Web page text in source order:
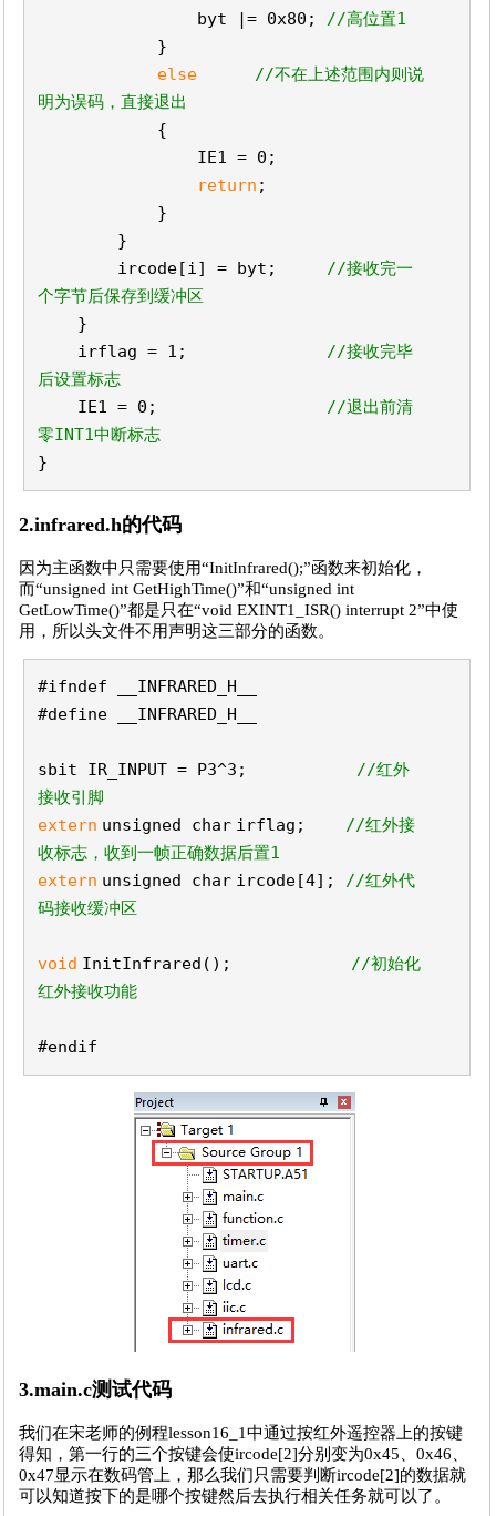
byt |= 0x80; //高位置1
}
else
//不在上述范围内则说
明为误码，直接退出
{
IE1 = 0;
return ;
}
}
ircode[i] = byt; //接收完一
个字节后保存到缓冲区
}
irflag = 1; //接收完毕
后设置标志
IE1 = 0; //退出前清
零INT1中断标志
}
2.infrared.h的代码
因为主函数中只需要使用“InitInfrared();”函数来初始化，
而“unsigned int GetHighTime()”和“unsigned int
GetLowTime()”都是只在“void EXINT1_ISR() interrupt 2”中使
用，所以头文件不用声明这三部分的函数。
#ifndef __INFRARED_H__
#define __INFRARED_H__
sbit IR_INPUT = P3^3; //红外
接收引脚
extern unsigned char irflag; //红外接
收标志，收到一帧正确数据后置1
extern unsigned char ircode[4]; //红外代
码接收缓冲区
void InitInfrared(); //初始化
红外接收功能
#endif
3.main.c测试代码
我们在宋老师的例程lesson16_1中通过按红外遥控器上的按键
得知，第一行的三个按键会使ircode[2]分别变为0x45、0x46、
0x47显示在数码管上，那么我们只需要判断ircode[2]的数据就
可以知道按下的是哪个按键然后去执行相关任务就可以了。